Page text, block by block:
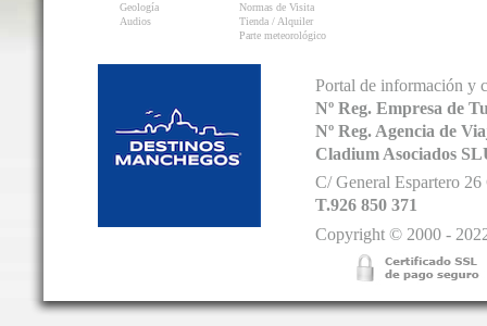
Geología
Audios
Normas de Visita
Tienda / Alquiler
Parte meteorológico
Portal de información y
Nº Reg. Empresa de
Nº Reg. Agencia de
Cladium Asociados
C/ General Espartero
T.926 850 371
Copyright © 2000 -